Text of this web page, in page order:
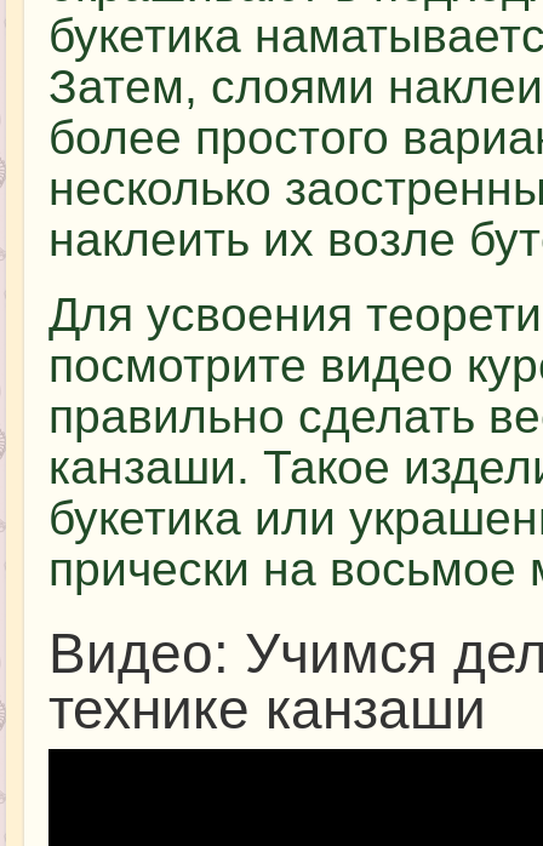
букетика
Затем, слоями
более простого
несколько
наклеить их возле
Для усвоения
посмотрите видео
правильно сделать
канзаши. Такое
букетика или
прически на восьмое
Видео: Учимся
технике канзаши